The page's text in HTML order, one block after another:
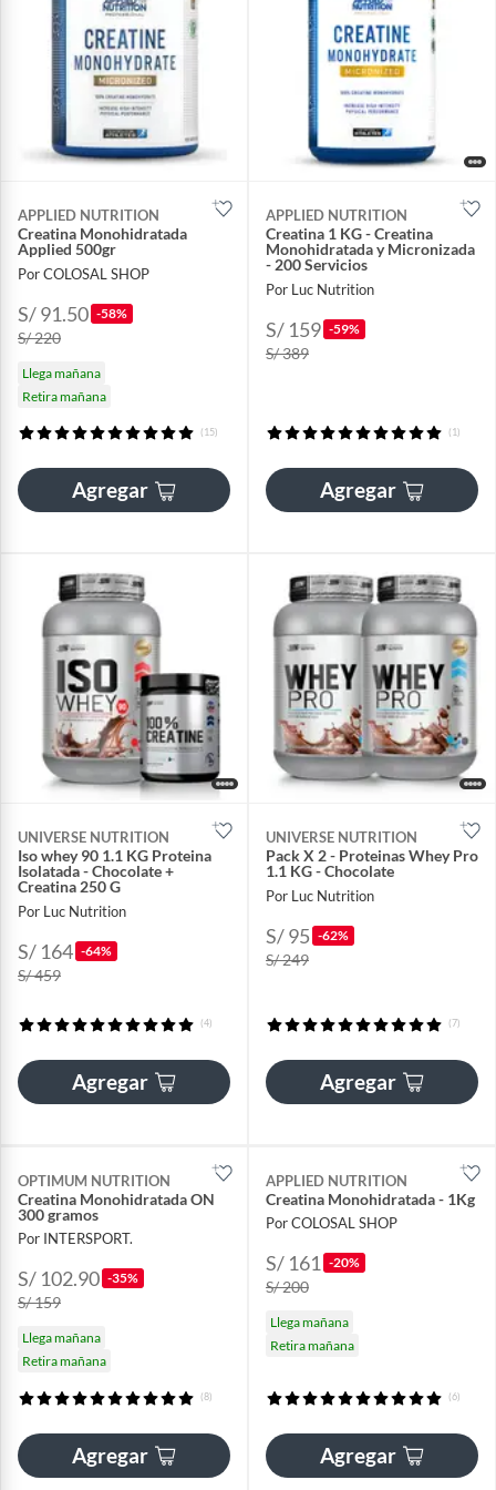
APPLIED NUTRITION
Creatina Monohidratada
Applied 500gr
Por COLOSAL SHOP
S/ 91.50 -58%
S/ 220
Llega mañana
Retira mañana
(15)
Agregar
APPLIED NUTRITION
Creatina 1 KG - Creatina
Monohidratada y Micronizada
- 200 Servicios
Por Luc Nutrition
S/ 159 -59%
S/ 389
(1)
Agregar
UNIVERSE NUTRITION
Iso whey 90 1.1 KG Proteina
Isolatada - Chocolate +
Creatina 250 G
Por Luc Nutrition
S/ 164 -64%
S/ 459
(4)
Agregar
UNIVERSE NUTRITION
Pack X 2 - Proteinas Whey Pro
1.1 KG - Chocolate
Por Luc Nutrition
S/ 95 -62%
S/ 249
(7)
Agregar
OPTIMUM NUTRITION
Creatina Monohidratada ON
300 gramos
Por INTERSPORT.
S/ 102.90 -35%
S/ 159
Llega mañana
Retira mañana
(8)
Agregar
APPLIED NUTRITION
Creatina Monohidratada - 1Kg
Por COLOSAL SHOP
S/ 161 -20%
S/ 200
Llega mañana
Retira mañana
(6)
Agregar